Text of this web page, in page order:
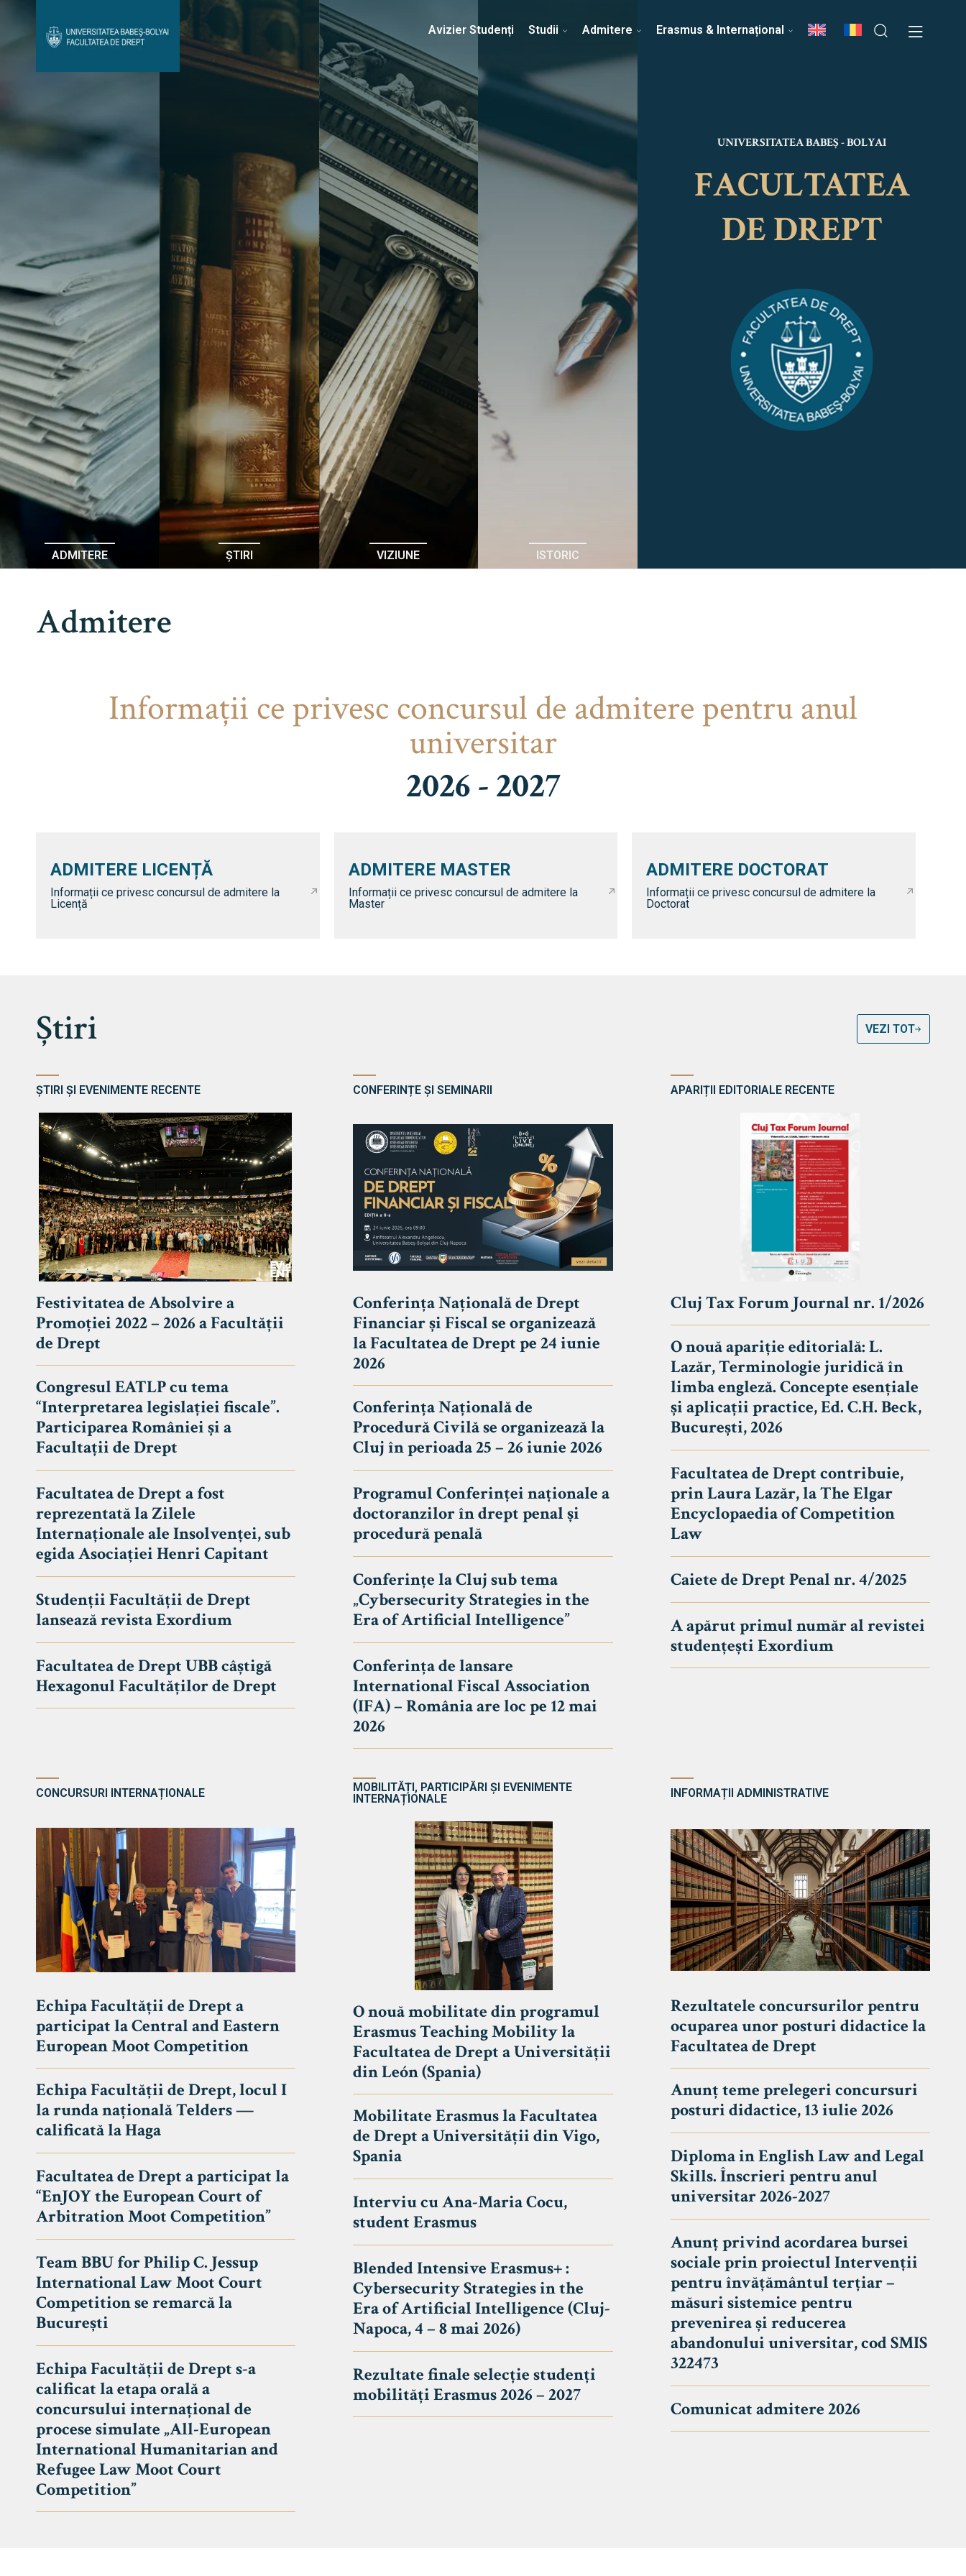
Avizier Studenți Admitere Erasmus & Internațional Despre Facultate Știri Echipa Facultății
Contact
UNIVERSITATEA BABEȘ - BOLYAI
FACULTATEA
DE DREPT
Avizier Studenți
Studii
Admitere
Erasmus & Internațional
Știri
Echipa Facultății
Bibliotecă & Reviste
Avizier Studenți Studii Admitere Erasmus & Internațional
ADMITERE ȘTIRI VIZIUNE ISTORIC
UNIVERSITATEA BABEȘ - BOLYAI
FACULTATEA
DE DREPT
Admitere
Informaţii ce privesc concursul de admitere pentru anul
universitar
2026 - 2027
ADMITERE LICENȚĂ
Informații ce privesc concursul de admitere la
Licență
ADMITERE MASTER
Informații ce privesc concursul de admitere la
Master
ADMITERE DOCTORAT
Informații ce privesc concursul de admitere la
Doctorat
Știri VEZI TOT
ȘTIRI ȘI EVENIMENTE RECENTE
Festivitatea de Absolvire a
Promoției 2022 – 2026 a Facultății
de Drept
Congresul EATLP cu tema
“Interpretarea legislației fiscale”.
Participarea României și a
Facultații de Drept
Facultatea de Drept a fost
reprezentată la Zilele
Internaționale ale Insolvenței, sub
egida Asociației Henri Capitant
Studenții Facultății de Drept
lansează revista Exordium
Facultatea de Drept UBB câștigă
Hexagonul Facultăților de Drept
CONFERINȚE ȘI SEMINARII
Conferința Națională de Drept
Financiar și Fiscal se organizează
la Facultatea de Drept pe 24 iunie
2026
Conferința Națională de
Procedură Civilă se organizează la
Cluj în perioada 25 – 26 iunie 2026
Programul Conferinței naționale a
doctoranzilor în drept penal și
procedură penală
Conferințe la Cluj sub tema
„Cybersecurity Strategies in the
Era of Artificial Intelligence”
Conferința de lansare
International Fiscal Association
(IFA) – România are loc pe 12 mai
2026
APARIȚII EDITORIALE RECENTE
Cluj Tax Forum Journal nr. 1/2026
O nouă apariție editorială: L.
Lazăr, Terminologie juridică în
limba engleză. Concepte esențiale
și aplicații practice, Ed. C.H. Beck,
București, 2026
Facultatea de Drept contribuie,
prin Laura Lazăr, la The Elgar
Encyclopaedia of Competition
Law
Caiete de Drept Penal nr. 4/2025
A apărut primul număr al revistei
studențești Exordium
CONCURSURI INTERNAȚIONALE
Echipa Facultății de Drept a
participat la Central and Eastern
European Moot Competition
Echipa Facultății de Drept, locul I
la runda națională Telders —
calificată la Haga
Facultatea de Drept a participat la
“EnJOY the European Court of
Arbitration Moot Competition”
Team BBU for Philip C. Jessup
International Law Moot Court
Competition se remarcă la
București
Echipa Facultății de Drept s-a
calificat la etapa orală a
concursului internațional de
procese simulate „All-European
International Humanitarian and
Refugee Law Moot Court
Competition”
MOBILITĂȚI, PARTICIPĂRI ȘI EVENIMENTE
INTERNAȚIONALE
O nouă mobilitate din programul
Erasmus Teaching Mobility la
Facultatea de Drept a Universității
din León (Spania)
Mobilitate Erasmus la Facultatea
de Drept a Universității din Vigo,
Spania
Interviu cu Ana-Maria Cocu,
student Erasmus
Blended Intensive Erasmus+ :
Cybersecurity Strategies in the
Era of Artificial Intelligence (Cluj-
Napoca, 4 – 8 mai 2026)
Rezultate finale selecție studenți
mobilități Erasmus 2026 – 2027
INFORMAȚII ADMINISTRATIVE
Rezultatele concursurilor pentru
ocuparea unor posturi didactice la
Facultatea de Drept
Anunț teme prelegeri concursuri
posturi didactice, 13 iulie 2026
Diploma in English Law and Legal
Skills. Înscrieri pentru anul
universitar 2026-2027
Anunț privind acordarea bursei
sociale prin proiectul Intervenții
pentru învățământul terțiar –
măsuri sistemice pentru
prevenirea și reducerea
abandonului universitar, cod SMIS
322473
Comunicat admitere 2026